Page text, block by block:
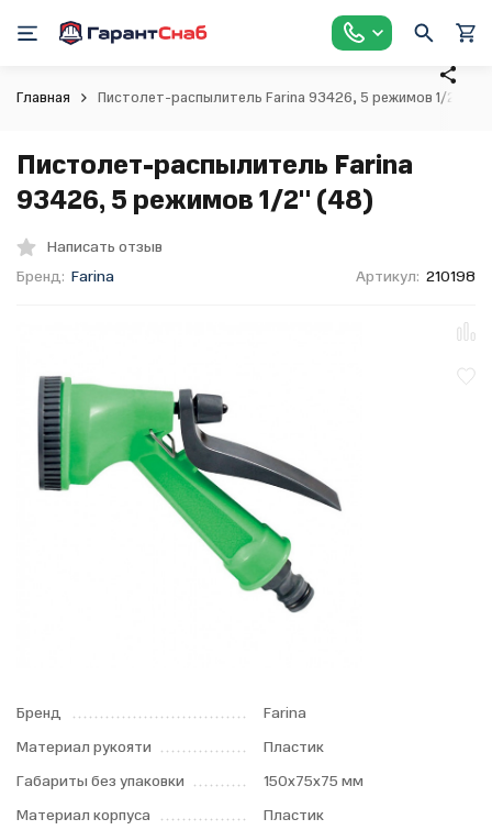
Главная Пистолет-распылитель Farina 93426, 5 режимов 1/2"
Пистолет-распылитель Farina
93426, 5 режимов 1/2" (48)
Написать отзыв
Бренд: Farina Артикул: 210198
Бренд
Farina
Материал рукояти
Пластик
Габариты без упаковки
150х75х75 мм
Материал корпуса
Пластик